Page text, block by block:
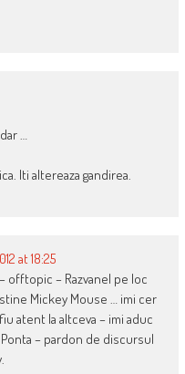
…
Iti altereaza gandirea.
at 18:25
– offtopic – Razvanel pe loc
Mickey Mouse … imi cer
atent la altceva – imi aduc
– pardon de discursul